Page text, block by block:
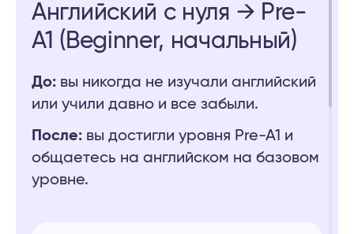
Английский с нуля → Pre-
A1 (Beginner, начальный)
До: вы никогда не изучали английский
или учили давно и все забыли.
После: вы достигли уровня Pre-A1 и
общаетесь на английском на базовом
уровне.